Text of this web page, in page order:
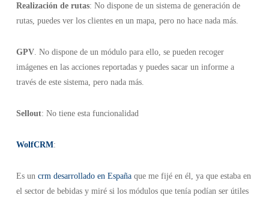
Realización de rutas: No dispone de un sistema de generación de
rutas, puedes ver los clientes en un mapa, pero no hace nada más.
GPV. No dispone de un módulo para ello, se pueden recoger
imágenes en las acciones reportadas y puedes sacar un informe a
través de este sistema, pero nada más.
Sellout: No tiene esta funcionalidad
WolfCRM:
Es un crm desarrollado en Españaque me fijé en él, ya que estaba en
el sector de bebidas y miré si los módulos que tenía podían ser útiles